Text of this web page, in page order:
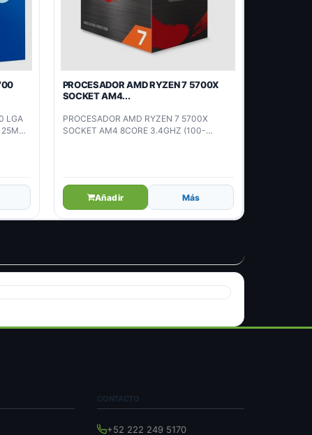
LGA
25MB
PROCESADOR AMD RYZEN 7 5700X
SOCKET AM4...
PROCESADOR AMD RYZEN 7 5700X
SOCKET AM4 8CORE 3.4GHZ (100-
Añadir Más
CONTACTO
+52 222 249 5170